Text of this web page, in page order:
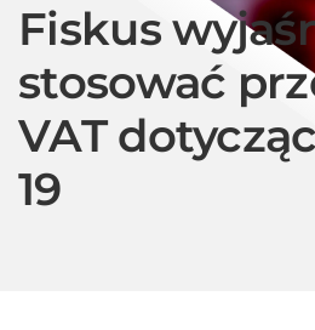
Fiskus
stosować
VAT
19